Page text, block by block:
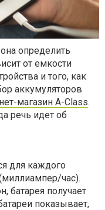
определить
от емкости
и того, как
аккумуляторов
магазин A-Class.
речь идет об
для каждого
час).
батарея получает
показывает,